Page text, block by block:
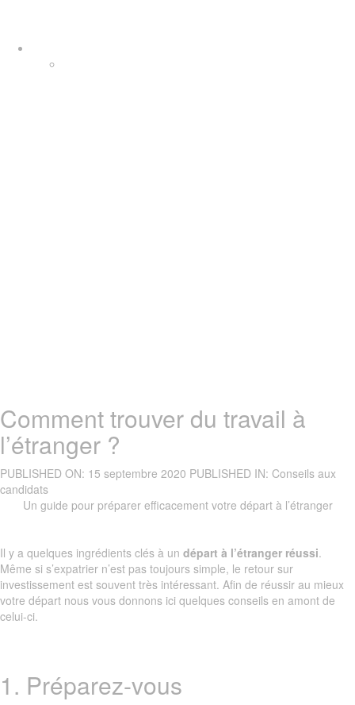
navigation
Comment trouver du travail à
l’étranger ?
PUBLISHED ON: 15 septembre 2020 PUBLISHED IN: Conseils aux
candidats
Un guide pour préparer efficacement votre départ à l’étranger
Il y a quelques ingrédients clés à un départ à l’étranger réussi.
Même si s’expatrier n’est pas toujours simple, le retour sur
investissement est souvent très intéressant. Afin de réussir au mieux
votre départ nous vous donnons ici quelques conseils en amont de
celui-ci.
1. Préparez-vous